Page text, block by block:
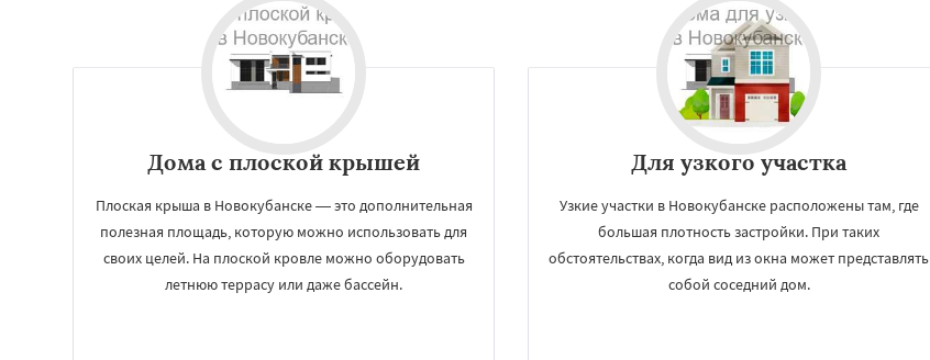
Дома с плоской крышей
Плоская крыша в Новокубанске — это дополнительная
полезная площадь, которую можно использовать для
своих целей. На плоской кровле можно оборудовать
летнюю террасу или даже бассейн.
Для узкого участка
Узкие участки в Новокубанске расположены там, где
большая плотность застройки. При таких
обстоятельствах, когда вид из окна может представлять
собой соседний дом.